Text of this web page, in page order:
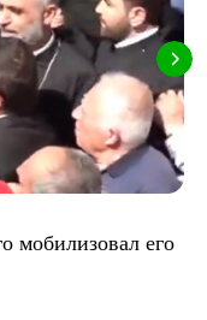
мобилизовал его